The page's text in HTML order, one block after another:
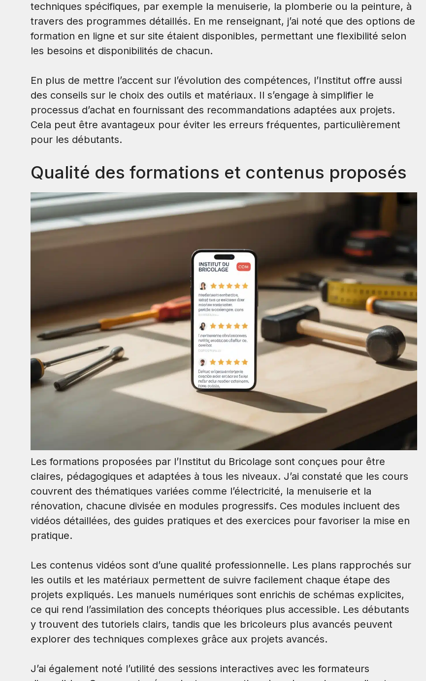
techniques spécifiques, par exemple la menuiserie, la plomberie ou la peinture, à
travers des programmes détaillés. En me renseignant, j’ai noté que des options de
formation en ligne et sur site étaient disponibles, permettant une flexibilité selon
les besoins et disponibilités de chacun.
En plus de mettre l’accent sur l’évolution des compétences, l’Institut offre aussi
des conseils sur le choix des outils et matériaux. Il s’engage à simplifier le
processus d’achat en fournissant des recommandations adaptées aux projets.
Cela peut être avantageux pour éviter les erreurs fréquentes, particulièrement
pour les débutants.
Qualité des formations et contenus proposés
Les formations proposées par l’Institut du Bricolage sont conçues pour être
claires, pédagogiques et adaptées à tous les niveaux. J’ai constaté que les cours
couvrent des thématiques variées comme l’électricité, la menuiserie et la
rénovation, chacune divisée en modules progressifs. Ces modules incluent des
vidéos détaillées, des guides pratiques et des exercices pour favoriser la mise en
pratique.
Les contenus vidéos sont d’une qualité professionnelle. Les plans rapprochés sur
les outils et les matériaux permettent de suivre facilement chaque étape des
projets expliqués. Les manuels numériques sont enrichis de schémas explicites,
ce qui rend l’assimilation des concepts théoriques plus accessible. Les débutants
y trouvent des tutoriels clairs, tandis que les bricoleurs plus avancés peuvent
explorer des techniques complexes grâce aux projets avancés.
J’ai également noté l’utilité des sessions interactives avec les formateurs